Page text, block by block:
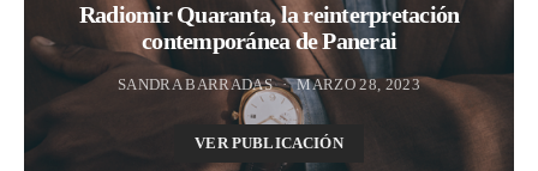
Radiomir Quaranta, la reinterpretación
contemporánea de Panerai
SANDRA BARRADAS MARZO 28, 2023
VER PUBLICACIÓN